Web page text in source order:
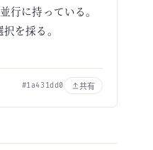
行に持っている。
を採る。
#1a431dd0 共有